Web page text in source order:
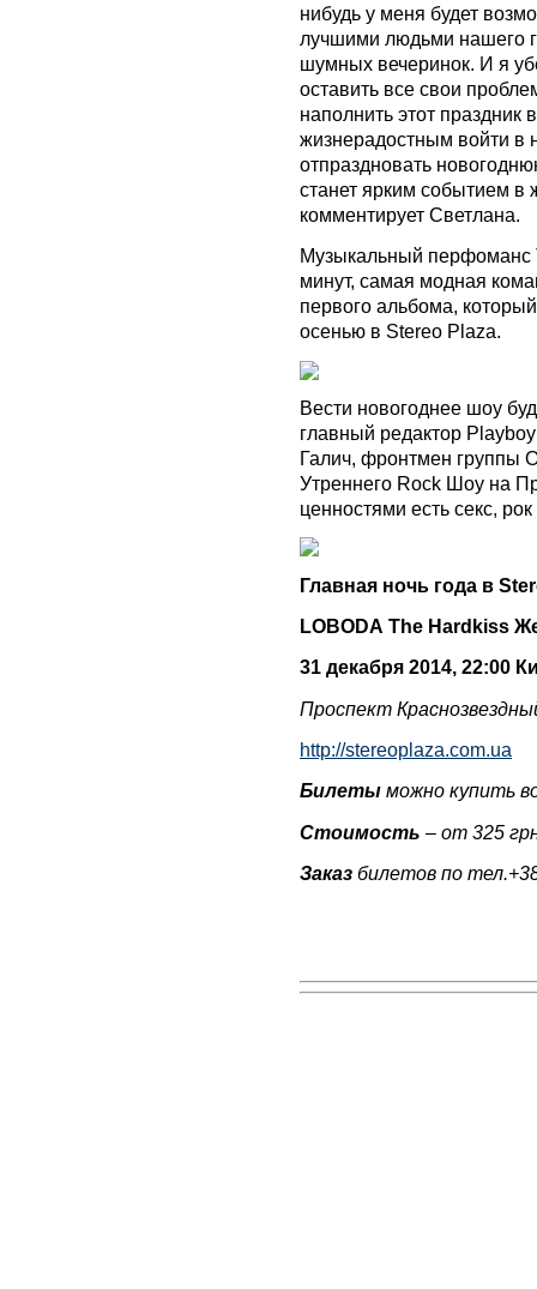
нибудь у меня будет
лучшими людьми нашего
шумных вечеринок. И я
оставить все свои
наполнить этот
жизнерадостным войти в
отпраздновать
станет ярким событием в
комментирует Светлана.
Музыкальный перфоманс
минут, самая модная
первого альбома,
осенью в Stereo Plaza.
Вести новогоднее шоу
главный редактор
Галич, фронтмен группы
Утреннего Rock Шоу на
ценностями есть секс,
Главная ночь года в
LOBODA The Hardkiss
31 декабря 2014, 22:00
Проспект
http://stereoplaza.com.ua
Билеты можно купить
Стоимость – от 325
Заказ билетов по